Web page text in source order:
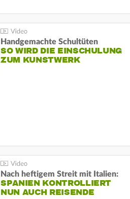
Handgemachte Schultüten
SO WIRD DIE EINSCHULUNG
ZUM KUNSTWERK
Nach heftigem Streit mit Italien:
SPANIEN KONTROLLIERT
NUN AUCH REISENDE